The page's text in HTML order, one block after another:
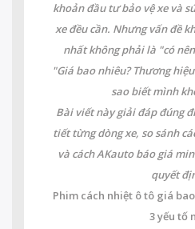
khoản đầu tư bảo vệ xe và
xe đều cần. Nhưng vấn đề
nhất không phải là "có
"Giá bao nhiêu? Thương
sao biết mình
Bài viết này giải đáp đúng
tiết từng dòng xe, so sánh
và cách AKauto báo giá
quyết
Phim cách nhiệt ô tô giá
3 yếu tố